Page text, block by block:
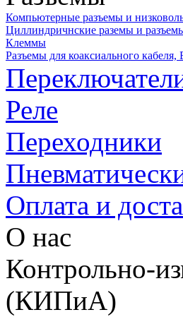
Компьютерные разъемы и
Циллиндричнские раземы и
Клеммы
Разъемы для коаксиального
Реле
Переходники
Оплата и
О нас
Контрольно-
(КИПиА)